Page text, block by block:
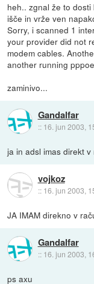
heh.. zgnal že to
išče in vrže ven
Sorry, i scanned 1
your provider did not
modem cables.
another running
zaminivo...
Gandalfar
:: 16. jun 2003,
ja in adsl imas direkt
vojkoz
:: 16. jun 2003,
JA IMAM direkno v
Gandalfar
:: 16. jun 2003,
ps axu